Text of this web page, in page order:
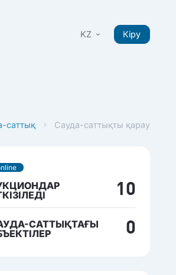
KZ Кіру
саттық Сауда-саттықты қарау
10
САТТЫҚТАҒЫ
0